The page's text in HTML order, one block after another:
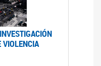
VIOLENCIA